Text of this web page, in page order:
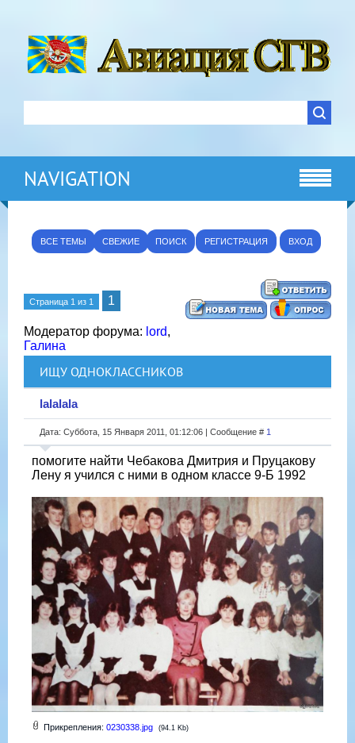
NAVIGATION
ВСЕ ТЕМЫ СВЕЖИЕ ПОИСК РЕГИСТРАЦИЯ ВХОД
Страница 1 из 1 1
Модератор форума: lord,
Галина
ИЩУ ОДНОКЛАССНИКОВ
lalalala
Дата: Суббота, 15 Января 2011, 01:12:06 | Сообщение # 1
помогите найти Чебакова Дмитрия и Пруцакову
Лену я учился с ними в одном классе 9-Б 1992
Прикрепления: 0230338.jpg (94.1 Kb)